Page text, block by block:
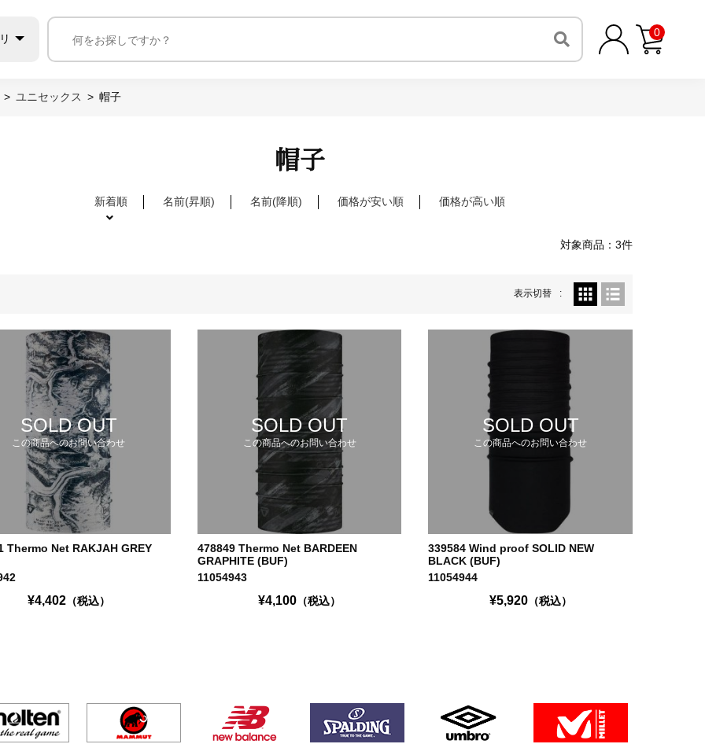
0
ユニセックス 帽子
帽子
新着順 名前(昇順) 名前(降順) 価格が安い順 価格が高い順
対象商品：3件
表示切替
SOLD OUT
この商品へのお問い合わせ
Thermo Net RAKJAH GREY
¥4,402（税込）
SOLD OUT
この商品へのお問い合わせ
478849 Thermo Net BARDEEN
GRAPHITE (BUF)
11054943
¥4,100 （税込）
SOLD OUT
この商品へのお問い合わせ
339584 Wind proof SOLID NEW
BLACK (BUF)
11054944
¥5,920（税込）